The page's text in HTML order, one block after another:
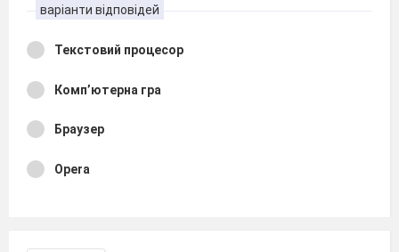
варіанти відповідей
Текстовий процесор
Комп’ютерна гра
Браузер
Opera